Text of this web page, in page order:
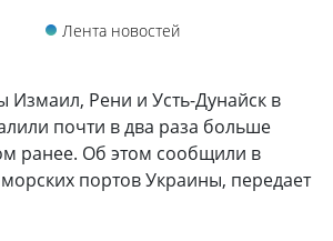
Лента новостей
Измаил, Рени и Усть-Дунайск в
почти в два раза больше
ранее. Об этом сообщили в
портов Украины, передает